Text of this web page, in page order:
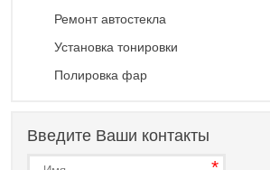
Ремонт автостекла
Установка тонировки
Полировка фар
Введите Ваши контакты